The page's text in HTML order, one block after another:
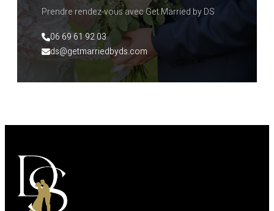
Prendre rendez-vous avec Get Married by DS
06 69 61 92 03
ds@getmarriedbyds.com